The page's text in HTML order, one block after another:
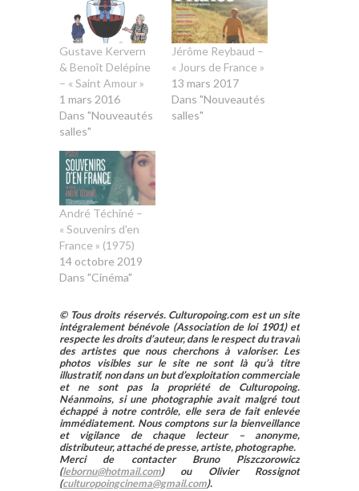
Gustave Kervern
& Benoît Delépine
– « Saint Amour »
1 mars 2016
Dans "Nouveautés
salles"
Jérôme Reybaud –
« Jours de France »
13 mars 2017
Dans "Nouveautés
salles"
André Téchiné –
« Souvenirs d’en
France » (1975)
14 octobre 2019
Dans "Cinéma"
© Tous droits réservés. Culturopoing.com est un site
intégralement bénévole (Association de loi 1901) et
respecte les droits d’auteur, dans le respect du travail
des artistes que nous cherchons à valoriser. Les
photos visibles sur le site ne sont là qu’à titre
illustratif, non dans un but d’exploitation commerciale
et ne sont pas la propriété de Culturopoing.
Néanmoins, si une photographie avait malgré tout
échappé à notre contrôle, elle sera de fait enlevée
immédiatement. Nous comptons sur la bienveillance
et vigilance de chaque lecteur – anonyme,
distributeur, attaché de presse, artiste, photographe.
Merci de contacter Bruno Piszczorowicz
(lebornu@hotmail.com) ou Olivier Rossignot
(culturopoingcinema@gmail.com).